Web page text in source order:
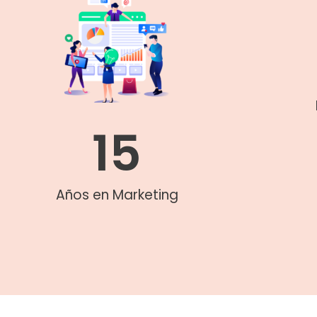
Años en Marketing
15